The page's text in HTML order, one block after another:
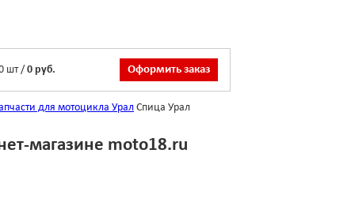
шт / 0 руб. Оформить заказ
для мотоцикла УралСпица Урал
магазине moto18.ru